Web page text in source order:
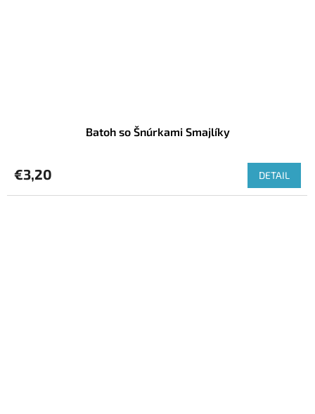
Batoh so Šnúrkami Smajlíky
€3,20 DETAIL